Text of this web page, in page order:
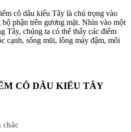
cô dâu kiểu Tây là chú trọng vào
phận trên gương mặt. Nhìn vào một
Tây, chúng ta có thể thấy các điểm
cạnh, sống mũi, lông mày đậm, môi
CÔ DÂU KIỂU TÂY
chắc